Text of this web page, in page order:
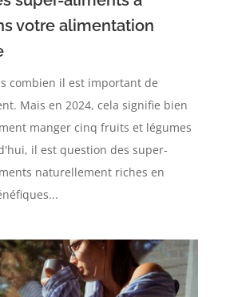
votre alimentation
combien il est important de
Mais en 2024, cela signifie bien
manger cinq fruits et légumes
il est question des super-
naturellement riches en